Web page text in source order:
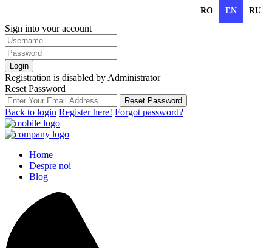
RO EN RU
Sign into your account
Login
Registration is disabled by Administrator
Reset Password
Reset Password
Back to login Register here! Forgot password?
Home
Despre noi
Blog